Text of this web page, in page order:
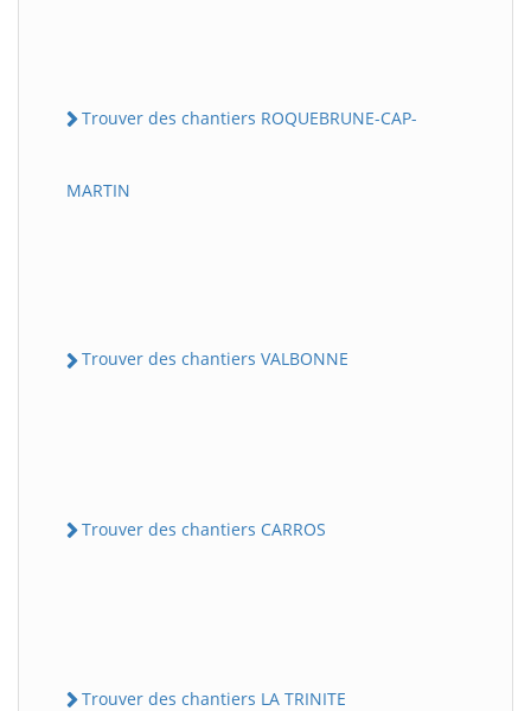
Trouver des chantiers ROQUEBRUNE-CAP-
MARTIN
Trouver des chantiers VALBONNE
Trouver des chantiers CARROS
Trouver des chantiers LA TRINITE